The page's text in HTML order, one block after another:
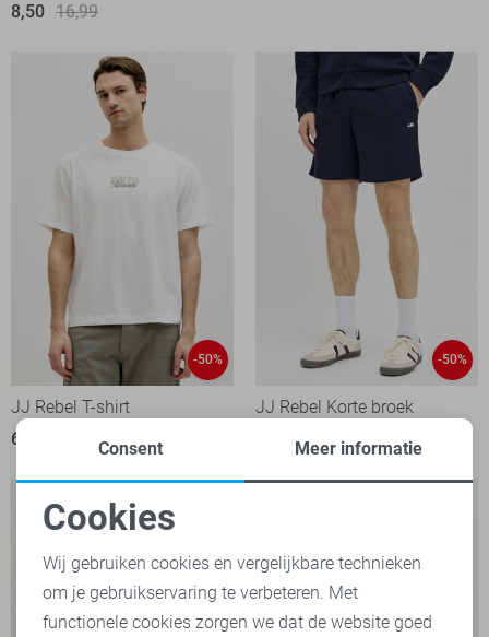
8,50 16,99
-50%
JJ Rebel T-shirt
6,50
-50%
JJ Rebel Korte broek
17,99
Noodzakelijke cookies
Personalisatie cookies
Consent Meer informatie
Cookies
Wij gebruiken cookies en vergelijkbare technieken
om je gebruikservaring te verbeteren. Met
functionele cookies zorgen we dat de website goed